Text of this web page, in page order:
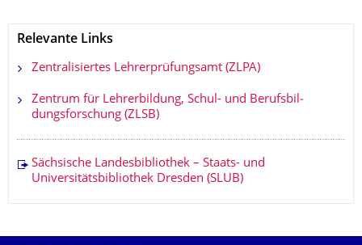
Relevante Links
Zentralisiertes Lehrerprüfungsamt (ZLPA)
Zentrum für Lehrerbildung, Schul- und Berufsbil­
dungsforschung (ZLSB)
Sächsische Landesbibliothek – Staats- und
Universitätsbibliothek Dresden (SLUB)